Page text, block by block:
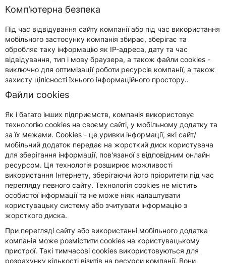
Комп'ютерна безпека
Під час відвідування сайту компанії або під час використання
мобільного застосунку компанія збирає, зберігає та
обробляє таку інформацію як IP-адреса, дату та час
відвідування, тип і мову браузера, а також файли cookies -
виключно для оптимізації роботи ресурсів компанії, а також
захисту цілісності їхнього інформаційного простору..
Файли cookies
Як і багато інших підприємств, компанія використовує
технологію cookies на своєму сайті, у мобільному додатку та
за їх межами. Cookies - це уривки інформації, які сайт/
мобільний додаток передає на жорсткий диск користувача
для зберігання інформації, пов'язаної з відповідним онлайн
ресурсом. Ця технологія розширює можливості
використання Інтернету, зберігаючи його пріоритети під час
перегляду певного сайту. Технологія cookies не містить
особистої інформації та не може ніяк налаштувати
користувацьку систему або зчитувати інформацію з
жорсткого диска.
При перегляді сайту або використанні мобільного додатка
компанія може розмістити cookies на користувацькому
пристрої. Такі тимчасові cookies використовуються для
розрахунку кількості візитів на ресурси компанії. Вони